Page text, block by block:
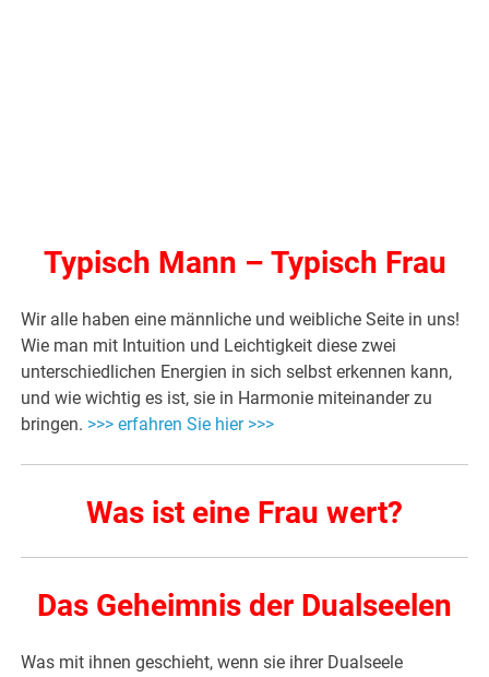
Typisch Mann – Typisch Frau
Wir alle haben eine männliche und weibliche Seite in uns!
Wie man mit Intuition und Leichtigkeit diese zwei
unterschiedlichen Energien in sich selbst erkennen kann,
und wie wichtig es ist, sie in Harmonie miteinander zu
bringen. >>> erfahren Sie hier >>>
Was ist eine Frau wert?
Das Geheimnis der Dualseelen
Was mit ihnen geschieht, wenn sie ihrer Dualseele